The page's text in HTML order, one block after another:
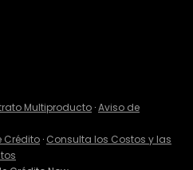
Multiproducto ·Aviso de
Crédito · Consulta los Costos y las